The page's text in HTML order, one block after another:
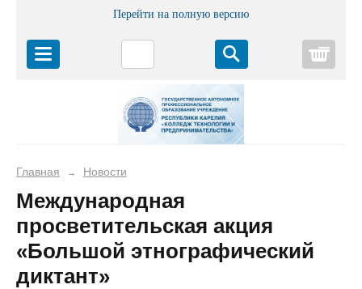
Перейти на полную версию
Главная → Новости
Международная
просветительская акция
«Большой этнографический
диктант»